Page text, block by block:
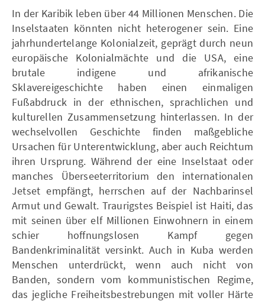
In der Karibik leben über 44 Millionen Menschen. Die
Inselstaaten könnten nicht heterogener sein. Eine
jahrhundertelange Kolonialzeit, geprägt durch neun
europäische Kolonialmächte und die USA, eine
brutale indigene und afrikanische
Sklavereigeschichte haben einen einmaligen
Fußabdruck in der ethnischen, sprachlichen und
kulturellen Zusammensetzung hinterlassen. In der
wechselvollen Geschichte finden maßgebliche
Ursachen für Unterentwicklung, aber auch Reichtum
ihren Ursprung. Während der eine Inselstaat oder
manches Überseeterritorium den internationalen
Jetset empfängt, herrschen auf der Nachbarinsel
Armut und Gewalt. Traurigstes Beispiel ist Haiti, das
mit seinen über elf Millionen Einwohnern in einem
schier hoffnungslosen Kampf gegen
Bandenkriminalität versinkt. Auch in Kuba werden
Menschen unterdrückt, wenn auch nicht von
Banden, sondern vom kommunistischen Regime,
das jegliche Freiheitsbestrebungen mit voller Härte